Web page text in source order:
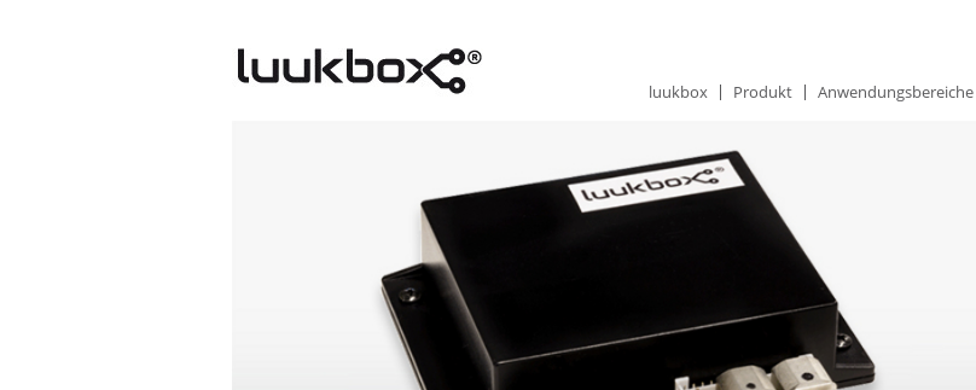
luukbox
Produkt Anwendungsbereiche